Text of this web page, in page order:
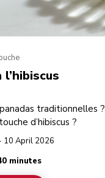
l’hibiscus
traditionnelles ?
d’hibiscus ?
10 April 2026
minutes